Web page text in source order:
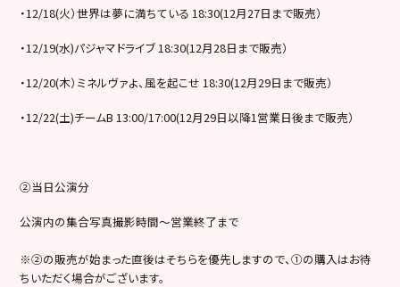
・12/18(火）世界は夢に満ちている 18:30(12月27日まで販売）
・12/19(水)パジャマドライブ 18:30(12月28日まで販売）
・12/20(木）ミネルヴァよ、風を起こせ 18:30(12月29日まで販売）
・12/22(土)チームB 13:00/17:00(12月29日以降1営業日後まで販売）
②当日公演分
公演内の集合写真撮影時間～営業終了まで
※②の販売が始まった直後はそちらを優先しますので、①の購入はお待
ちいただく場合がございます。